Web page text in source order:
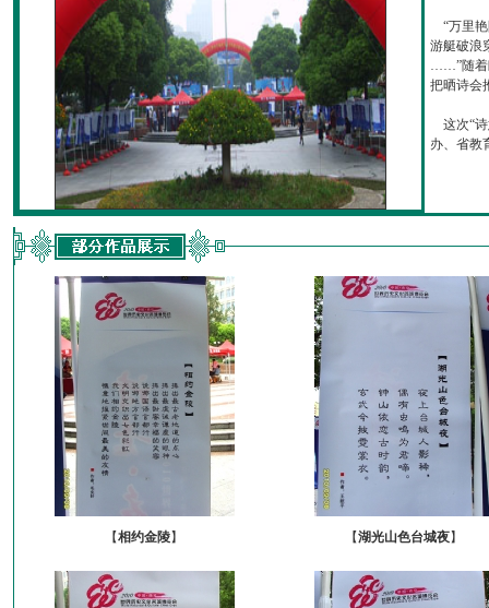
“万里艳
游艇破浪
……”随着
把晒诗会
这次“诗
办、省教
【相约金陵】 【湖光山色台城夜】